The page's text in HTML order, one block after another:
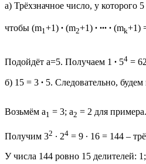
а) Трёхзначное число, у которого
чтобы (m1+1) ∙ (m2+1) ∙ ∙∙∙ ∙ (mk+1)
Подойдёт а=5. Получаем 1 ∙ 54 =
б) 15 = 3 ∙ 5. Следовательно,
Возьмём а1 = 3; а2 = 2 для примера.
Получим 32 ∙ 24 = 9 ∙ 16 = 144 –
У числа 144 ровно 15 делителей: